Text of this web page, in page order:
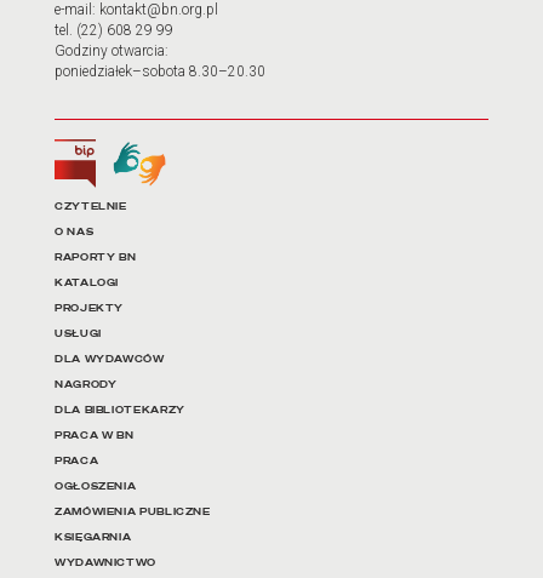
e-mail: kontakt@bn.org.pl
tel. (22) 608 29 99
Godziny otwarcia:
poniedziałek–sobota 8.30–20.30
Biuletyn Informacji Publicznej
Tłumacz języka migowego
Linki do najważniejszych
CZYTELNIE
O NAS
RAPORTY BN
KATALOGI
PROJEKTY
USŁUGI
DLA WYDAWCÓW
NAGRODY
DLA BIBLIOTEKARZY
PRACA W BN
PRACA
OGŁOSZENIA
ZAMÓWIENIA PUBLICZNE
KSIĘGARNIA
WYDAWNICTWO